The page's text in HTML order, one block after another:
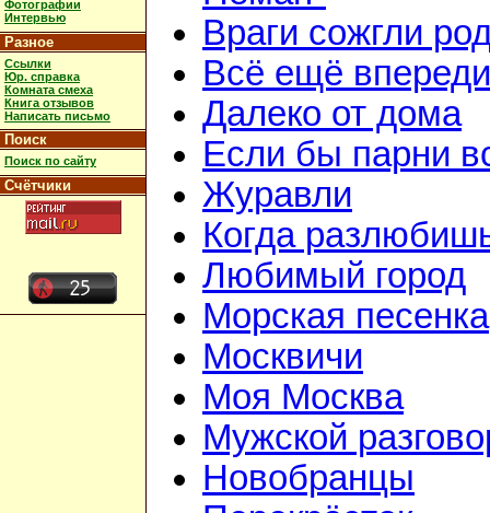
Фотографии
Интервью
Разное
Ссылки
Юр. справка
Комната смеха
Книга отзывов
Написать письмо
Поиск
Поиск по сайту
Счётчики
Враги сожгли
Всё ещё впереди
Далеко от дома
Если бы парни
Журавли
Когда
Любимый город
Морская песенка
Москвичи
Моя Москва
Мужской
Новобранцы